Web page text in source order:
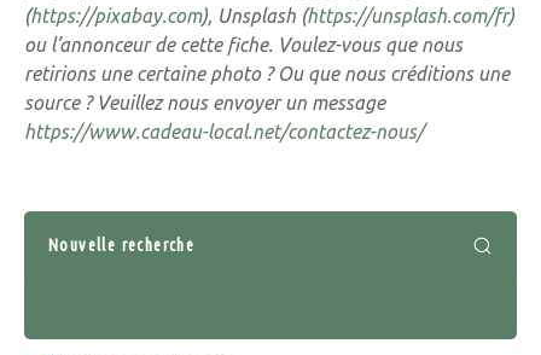
(https://pixabay.com), Unsplash (https://unsplash.com/fr)
ou l’annonceur de cette fiche. Voulez-vous que nous
retirions une certaine photo ? Ou que nous créditions une
source ? Veuillez nous envoyer un message
https://www.cadeau-local.net/contactez-nous/
Nouvelle recherche